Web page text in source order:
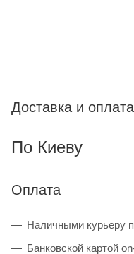
Доставка и оплата
По Киеву
Оплата
Наличными курьеру
Банковской картой